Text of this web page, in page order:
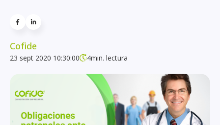
Cofide
23 sept 2020 10:30:00 4min. lectura